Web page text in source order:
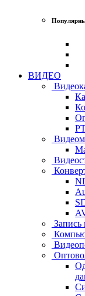
ВИДЕО
Запись